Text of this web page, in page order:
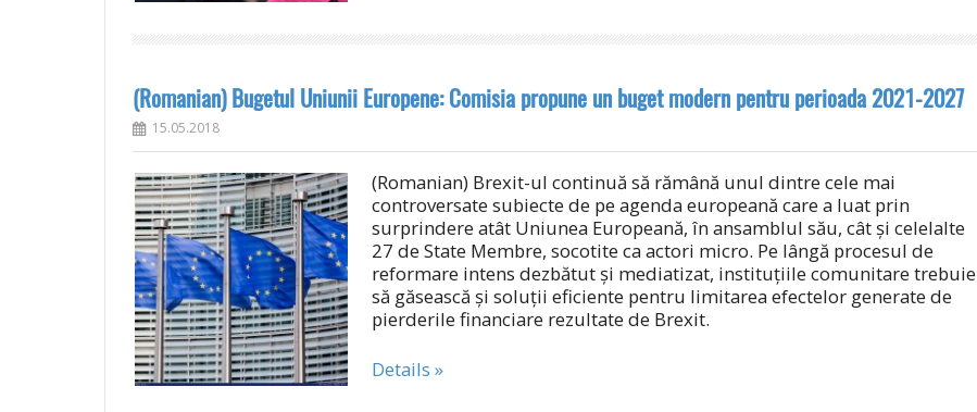
(Romanian) Bugetul Uniunii Europene: Comisia propune un buget modern pentru perioada 2021-2027
15.05.2018
(Romanian) Brexit-ul continuă să rămână unul dintre cele mai
controversate subiecte de pe agenda europeană care a luat prin
surprindere atât Uniunea Europeană, în ansamblul său, cât și celelalte
27 de State Membre, socotite ca actori micro. Pe lângă procesul de
reformare intens dezbătut și mediatizat, instituțiile comunitare trebuie
să găsească și soluții eficiente pentru limitarea efectelor generate de
pierderile financiare rezultate de Brexit.
Details »